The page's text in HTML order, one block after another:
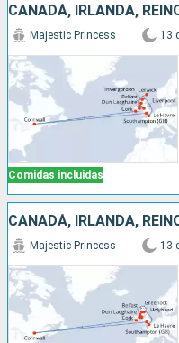
CANADÁ, IRLANDA,
Comidas incluidas
Majestic Princess 13 d
CANADÁ, IRLANDA,
Majestic Princess 13 d